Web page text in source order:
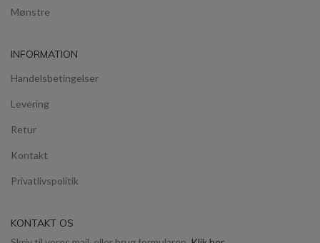
Mønstre
INFORMATION
Handelsbetingelser
Levering
Retur
Kontakt
Privatlivspolitik
KONTAKT OS